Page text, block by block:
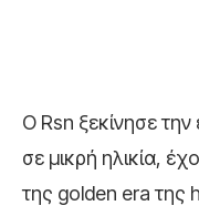
Ο Rsn ξεκίνησε
σε μικρή ηλικία,
της golden era της